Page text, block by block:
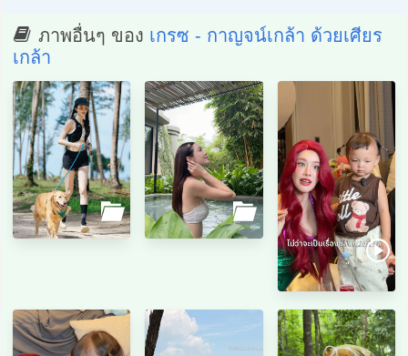
ภาพอื่นๆ ของ เกรซ - กาญจน์เกล้า ด้วยเศียร
เกล้า